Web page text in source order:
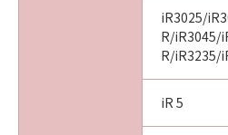
iR3025/
R/iR3045/
R/iR3235/
iR 5